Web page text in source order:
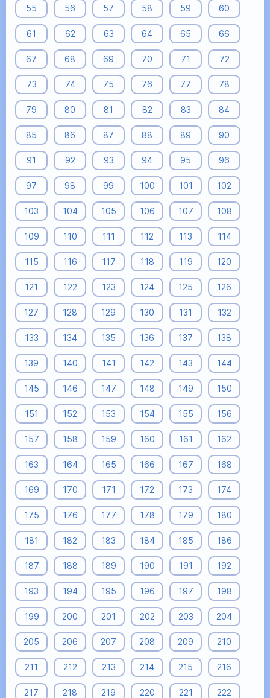
55 56 57 58 59 60
61 62 63 64 65 66
67 68 69 70 71 72
73 74 75 76 77 78
79 80 81 82 83 84
85 86 87 88 89 90
91 92 93 94 95 96
97 98 99 100 101 102
103 104 105 106 107 108
109 110 111 112 113 114
115 116 117 118 119 120
121 122 123 124 125 126
127 128 129 130 131 132
133 134 135 136 137 138
139 140 141 142 143 144
145 146 147 148 149 150
151 152 153 154 155 156
157 158 159 160 161 162
163 164 165 166 167 168
169 170 171 172 173 174
175 176 177 178 179 180
181 182 183 184 185 186
187 188 189 190 191 192
193 194 195 196 197 198
199 200 201 202 203 204
205 206 207 208 209 210
211 212 213 214 215 216
217 218 219 220 221 222